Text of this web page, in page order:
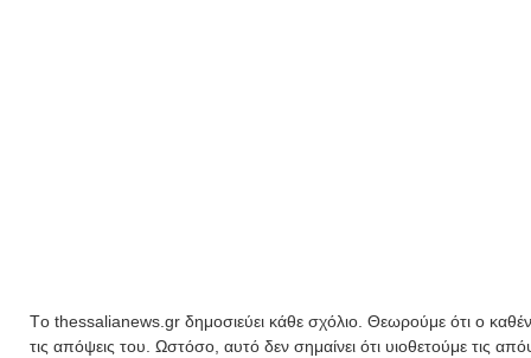
Tο thessalianews.gr δημοσιεύει κάθε σχόλιο. Θεωρούμε ότι ο
τις απόψεις του. Ωστόσο, αυτό δεν σημαίνει ότι υιοθετούμε τις